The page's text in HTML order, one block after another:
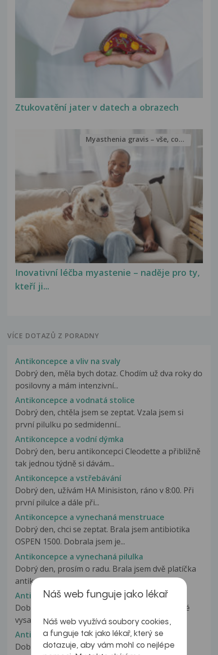
Ztukovatění jater v datech a obrazech
Inovativní léčba myastenie – naděje pro ty,
kteří ji...
Myasthenia gravis – vše, co...
VÍCE DOTAZŮ Z PORADNY
Antikoncepce a vliv na svaly
Dobrý den, měla bych dotaz. Chodím už dva roky do
posilovny a mám intenzivní...
Antikoncepce a vodnatá stolice
Dobrý den, chtěla jsem se zeptat. Vzala jsem si
první pilulku po sedmidenní...
Antikoncepce a vodní dýmka
Dobrý den, beru antikoncepci Cleodette a přibližně
tak jednou týdně si dávám...
Antikoncepce a vstřebávání
Dobrý den, užívám HA Minisiston, ráno v 8:00. Při
první pilulce a dále při...
Antikoncepce a vynechaná menstruace
Dobrý den, chci se zeptat. Brala jsem antibiotika
OSPEN 1500. Dobrala jsem je...
Antikoncepce a vynechaná pilulka
Dobrý den, prosím o radu. Brala jsem dvě platíčka
antikoncepce Yadine dohromady...
Antikoncepce a vynechání
Dobrý den, chtěla bych se zeptat, jestli je možné
vysadit antikoncepci, 2 měsíce...
Antikoncepce a vynechání dávky
Dobrý den, již půl roku používám antikoncepci
Náš web funguje jako lékař
Náš web využívá soubory cookies,
a funguje tak jako lékař, který se
dotazuje, aby vám mohl co nejlépe